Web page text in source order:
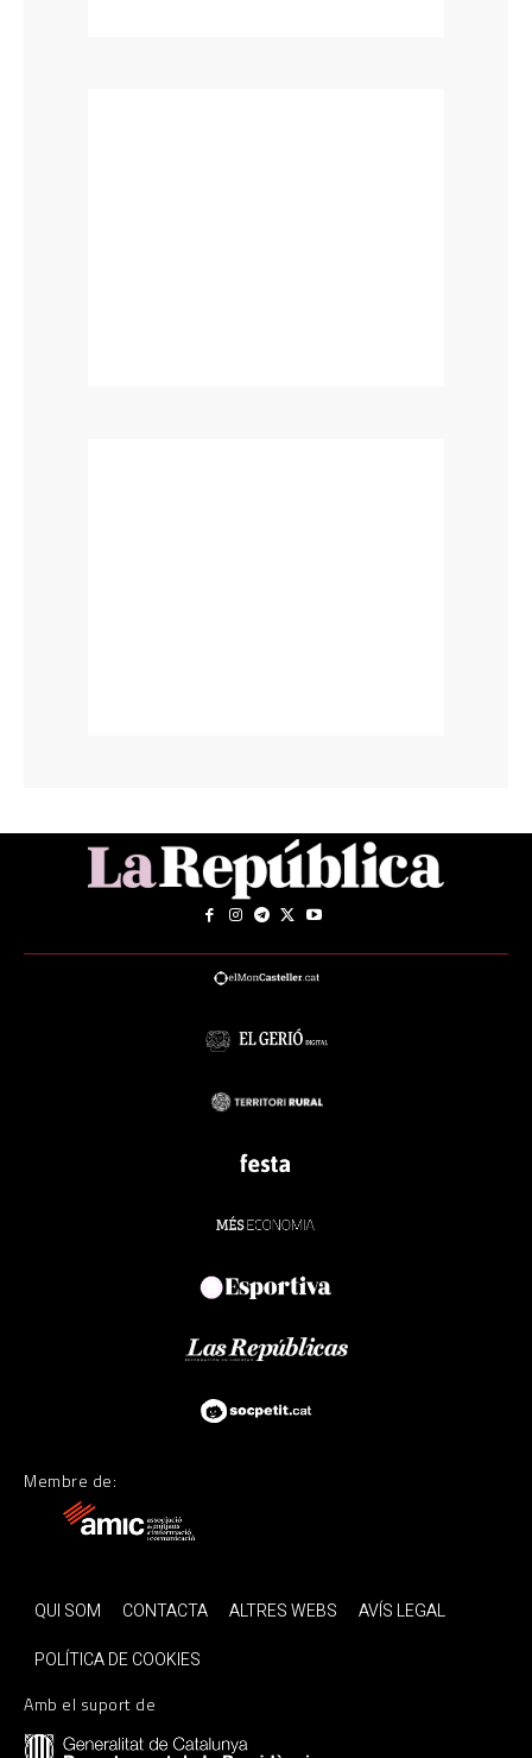
Membre de:
QUI SOM CONTACTA ALTRES WEBS
AVÍS LEGAL
POLÍTICA DE COOKIES
Amb el suport de